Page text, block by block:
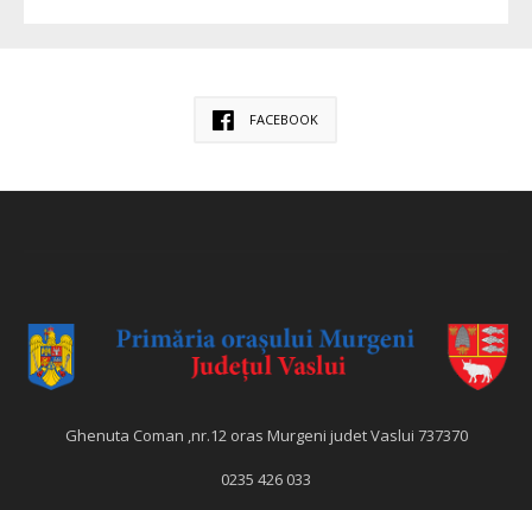
FACEBOOK
Ghenuta Coman ,nr.12 oras Murgeni judet Vaslui 737370
0235 426 033